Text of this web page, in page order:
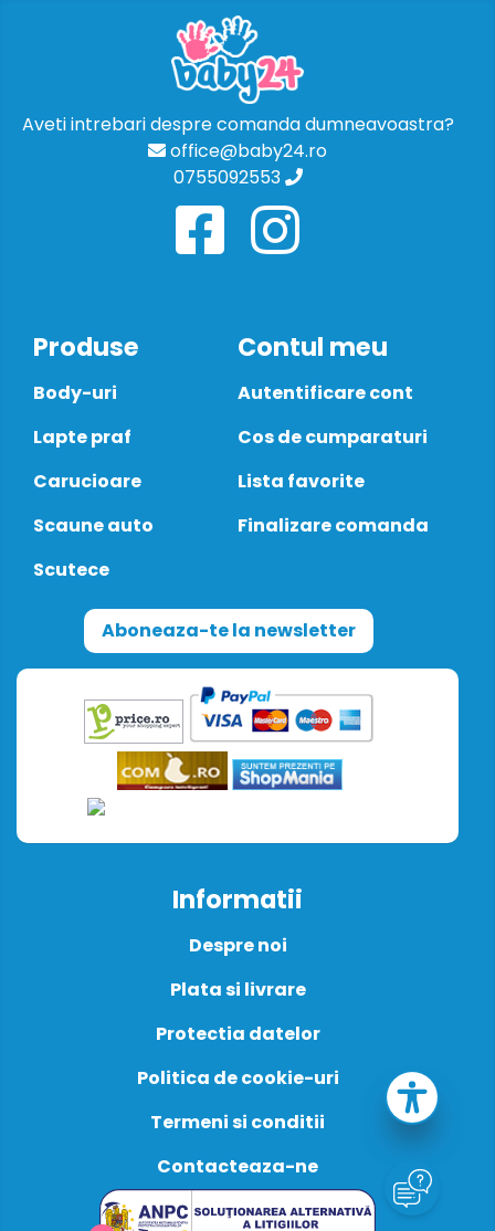
Aveti intrebari despre comanda dumneavoastra?
office@baby24.ro
0755092553
Produse
Body-uri
Lapte praf
Carucioare
Scaune auto
Scutece
Contul meu
Autentificare cont
Cos de cumparaturi
Lista favorite
Finalizare comanda
Aboneaza-te la newsletter
Informatii
Despre noi
Plata si livrare
Protectia datelor
Politica de cookie-uri
Termeni si conditii
Contacteaza-ne